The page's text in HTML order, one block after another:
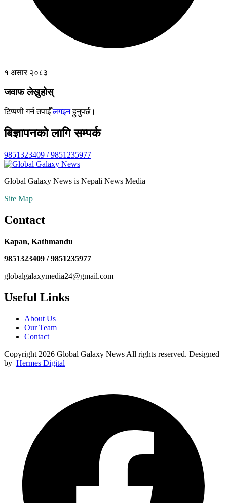
१ असार २०८३
जवाफ लेख्नुहोस्
टिप्पणी गर्न तपाईँलगइनहुनुपर्छ।
बिज्ञापनको लागि सम्पर्क
9851323409 / 9851235977
Global Galaxy News is Nepali News Media
Site Map
Contact
Kapan, Kathmandu
9851323409 / 9851235977
globalgalaxymedia24@gmail.com
Useful Links
About Us
Our Team
Contact
Copyright 2026 Global Galaxy News All rights reserved. Designed
by Hermes Digital